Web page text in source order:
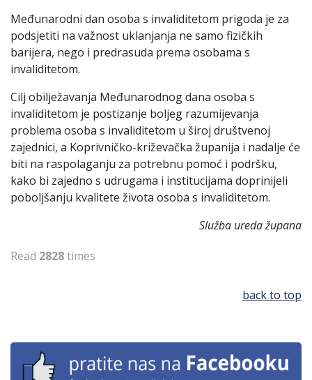
Međunarodni dan osoba s invaliditetom prigoda je za
podsjetiti na važnost uklanjanja ne samo fizičkih
barijera, nego i predrasuda prema osobama s
invaliditetom.
Cilj obilježavanja Međunarodnog dana osoba s
invaliditetom je postizanje boljeg razumijevanja
problema osoba s invaliditetom u široj društvenoj
zajednici, a Koprivničko-križevačka županija i nadalje će
biti na raspolaganju za potrebnu pomoć i podršku,
kako bi zajedno s udrugama i institucijama doprinijeli
poboljšanju kvalitete života osoba s invaliditetom.
Služba ureda župana
Read 2828times
back to top